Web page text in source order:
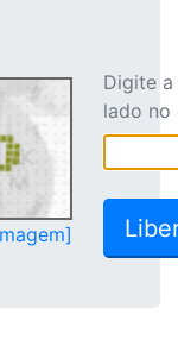
Digite
lado no